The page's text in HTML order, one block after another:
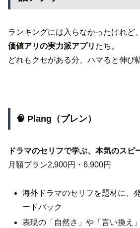
ランキングには入らなかったけれど、
価値アリの実力派アプリ たち。
どれもクセがある分、ハマると伸び
🧠 Plang（プレン）
ドラマのセリフで学ぶ、本気のスピ
月額プラン2,900円・6,900円
海外ドラマのセリフを題材に、
ードバック
表現の「自然さ」や「言い換え